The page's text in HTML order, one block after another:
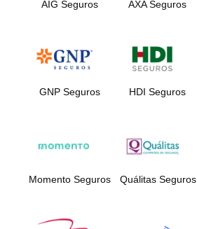
AIG Seguros AXA Seguros
GNP Seguros HDI Seguros
Momento Seguros Quálitas Seguros